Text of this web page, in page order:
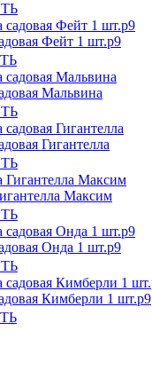
Фейт 1 шт.р9
Мальвина
Гигантелла
Максим
Онда 1 шт.р9
Кимберли 1 шт.р9